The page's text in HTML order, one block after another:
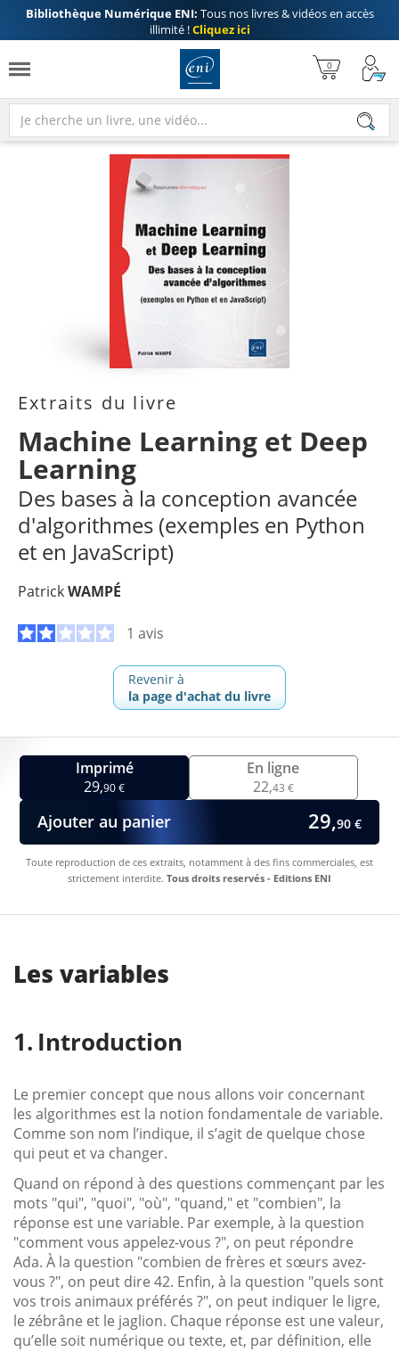
Bibliothèque Numérique ENI: Tous nos livres & vidéos en accès
illimité !Cliquez ici
Extraits du livre
Machine Learning et Deep
Learning
Des bases à la conception avancée
d'algorithmes (exemples en Python
et en JavaScript)
PatrickWAMPÉ
1 avis
Revenir à
la page d'achat du livre
Imprimé
29,90 €
En ligne
22,43 €
Ajouter au panier 29,90 €
Toute reproduction de ces extraits, notamment à des fins commerciales, est
strictement interdite. Tous droits reservés - Editions ENI
Les variables
Introduction
Le premier concept que nous allons voir concernant
les algorithmes est la notion fondamentale de variable.
Comme son nom l’indique, il s’agit de quelque chose
qui peut et va changer.
Quand on répond à des questions commençant par les
mots "qui", "quoi", "où", "quand," et "combien", la
réponse est une variable. Par exemple, à la question
"comment vous appelez-vous ?", on peut répondre
Ada. À la question "combien de frères et sœurs avez-
vous ?", on peut dire 42. Enfin, à la question "quels sont
vos trois animaux préférés ?", on peut indiquer le ligre,
le zébrâne et le jaglion. Chaque réponse est une valeur,
qu’elle soit numérique ou texte, et, par définition, elle